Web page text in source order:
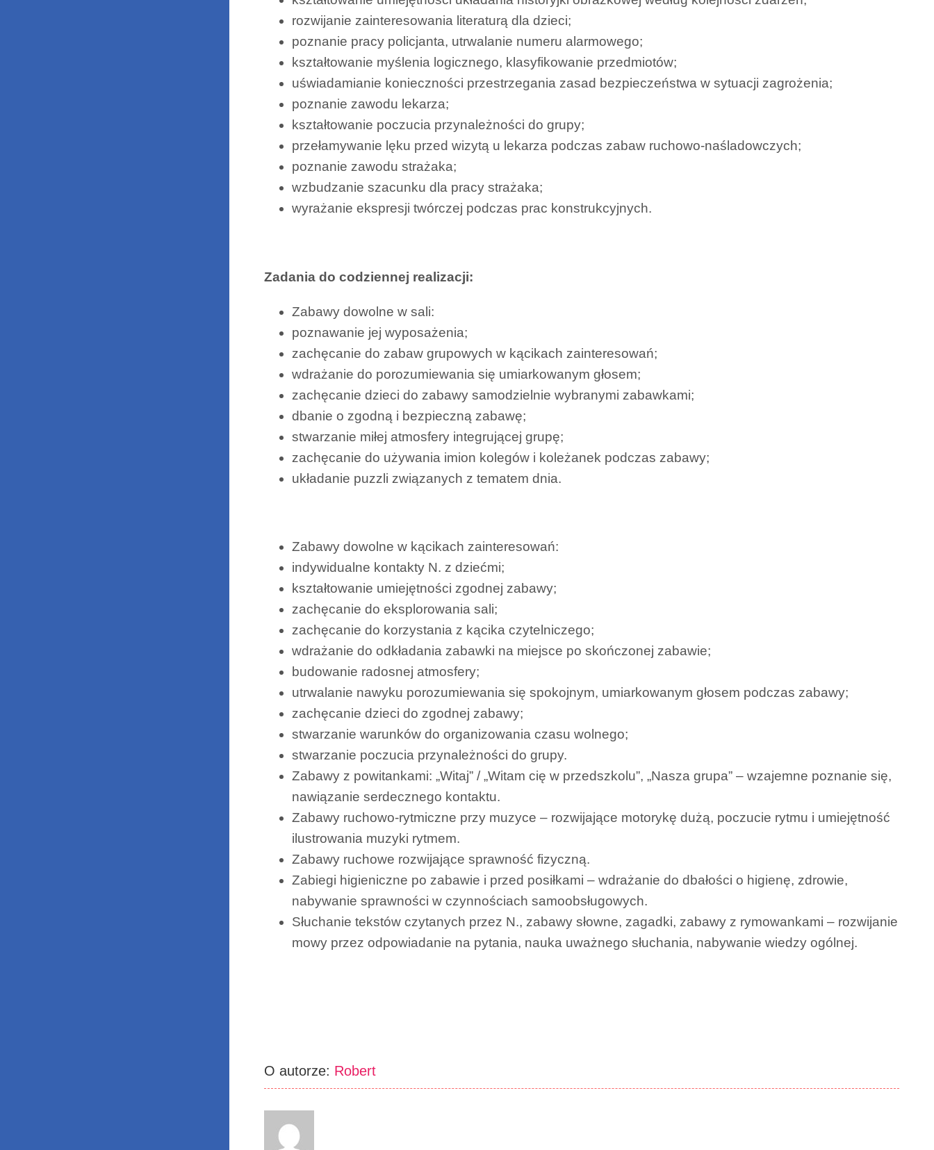
rozwijanie zainteresowania literaturą dla dzieci;
poznanie pracy policjanta, utrwalanie numeru alarmowego;
kształtowanie myślenia logicznego, klasyfikowanie przedmiotów;
uświadamianie konieczności przestrzegania zasad bezpieczeństwa w sytuacji zagrożenia;
poznanie zawodu lekarza;
kształtowanie poczucia przynależności do grupy;
przełamywanie lęku przed wizytą u lekarza podczas zabaw ruchowo-naśladowczych;
poznanie zawodu strażaka;
wzbudzanie szacunku dla pracy strażaka;
wyrażanie ekspresji twórczej podczas prac konstrukcyjnych.
Zadania do codziennej realizacji:
Zabawy dowolne w sali:
poznawanie jej wyposażenia;
zachęcanie do zabaw grupowych w kącikach zainteresowań;
wdrażanie do porozumiewania się umiarkowanym głosem;
zachęcanie dzieci do zabawy samodzielnie wybranymi zabawkami;
dbanie o zgodną i bezpieczną zabawę;
stwarzanie miłej atmosfery integrującej grupę;
zachęcanie do używania imion kolegów i koleżanek podczas zabawy;
układanie puzzli związanych z tematem dnia.
Zabawy dowolne w kącikach zainteresowań:
indywidualne kontakty N. z dziećmi;
kształtowanie umiejętności zgodnej zabawy;
zachęcanie do eksplorowania sali;
zachęcanie do korzystania z kącika czytelniczego;
wdrażanie do odkładania zabawki na miejsce po skończonej zabawie;
budowanie radosnej atmosfery;
utrwalanie nawyku porozumiewania się spokojnym, umiarkowanym głosem podczas zabawy;
zachęcanie dzieci do zgodnej zabawy;
stwarzanie warunków do organizowania czasu wolnego;
stwarzanie poczucia przynależności do grupy.
Zabawy z powitankami: „Witaj” / „Witam cię w przedszkolu”, „Nasza grupa” – wzajemne poznanie się,
nawiązanie serdecznego kontaktu.
Zabawy ruchowo-rytmiczne przy muzyce – rozwijające motorykę dużą, poczucie rytmu i umiejętność
ilustrowania muzyki rytmem.
Zabawy ruchowe rozwijające sprawność fizyczną.
Zabiegi higieniczne po zabawie i przed posiłkami – wdrażanie do dbałości o higienę, zdrowie,
nabywanie sprawności w czynnościach samoobsługowych.
Słuchanie tekstów czytanych przez N., zabawy słowne, zagadki, zabawy z rymowankami – rozwijanie
mowy przez odpowiadanie na pytania, nauka uważnego słuchania, nabywanie wiedzy ogólnej.
O autorze: Robert